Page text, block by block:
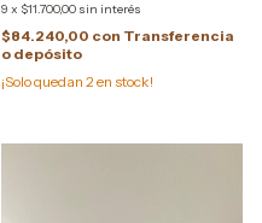
9 x $11.700,00 sin interés
$84.240,00 con Transferencia
o depósito
¡Solo quedan 2en stock!